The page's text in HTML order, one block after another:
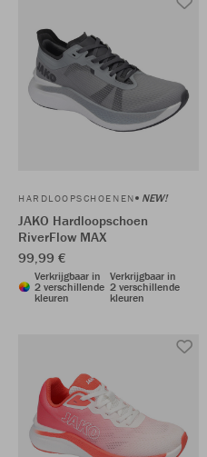
HARDLOOPSCHOENEN NEW!
JAKO Hardloopschoen
RiverFlow MAX
99,99 €
Verkrijgbaar in
2 verschillende
kleuren
Verkrijgbaar in
2 verschillende
kleuren